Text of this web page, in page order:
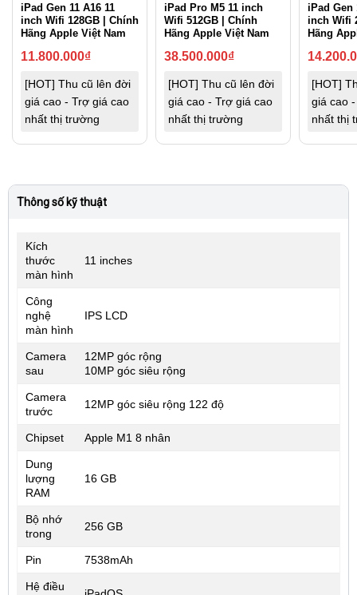
iPad Gen 11 A16 11
inch Wifi 128GB | Chính
Hãng Apple Việt Nam
11.800.000₫
[HOT] Thu cũ lên đời
giá cao - Trợ giá cao
nhất thị trường
iPad Pro M5 11 inch
Wifi 512GB | Chính
Hãng Apple Việt Nam
38.500.000₫
[HOT] Thu cũ lên đời
giá cao - Trợ giá cao
nhất thị trường
iPad Gen
inch Wifi
Hãng
[HOT]
giá cao
nhất thị
Thông số kỹ thuật
Kích
thước
màn hình
11 inches
Công
nghệ
màn hình
IPS LCD
Camera
sau
12MP góc rộng
10MP góc siêu rộng
Camera
trước
12MP góc siêu rộng 122 độ
Chipset Apple M1 8 nhân
Dung
lượng
RAM
16 GB
Bộ nhớ
trong
256 GB
Pin 7538mAh
Hệ điều